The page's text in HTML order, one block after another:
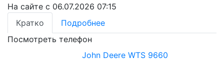
На сайте с 06.07.2026 07:15
Кратко
Подробнее
Посмотреть телефон
John Deere WTS 9660